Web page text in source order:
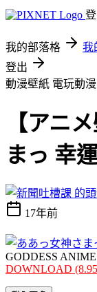
我的部落格 我
登出
動漫壁紙 電玩動漫
【アニ
まっ 幸
17年前
GODDESS
DOWNLOAD